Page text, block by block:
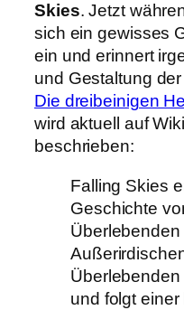
Skies. Jetzt
sich ein gewisses
ein und erinnert
und Gestaltung
Die dreibeinigen
wird aktuell auf
beschrieben:
Falling Skies
Geschichte
Überlebenden
und folgt